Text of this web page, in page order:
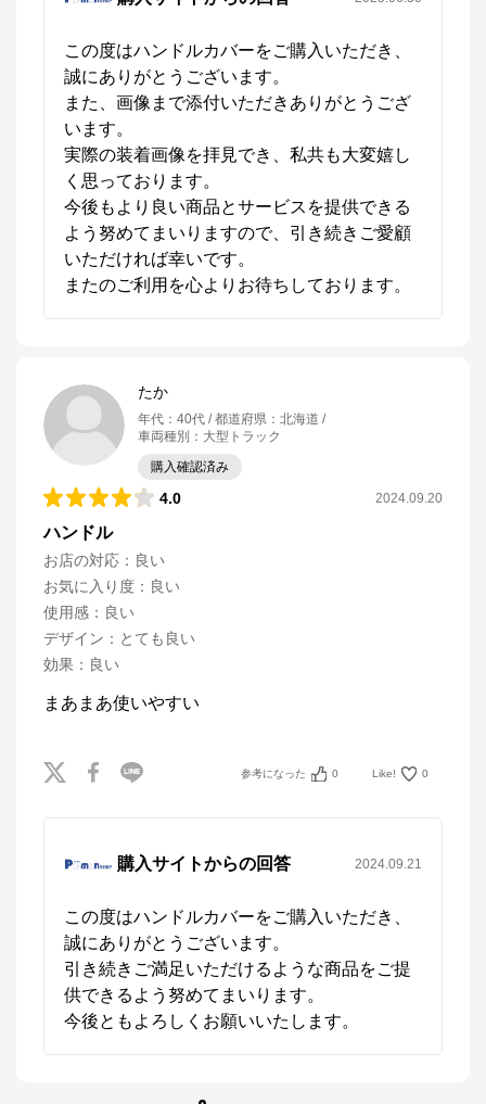
この度はハンドルカバーをご購入いただき、
誠にありがとうございます。
また、画像まで添付いただきありがとうござ
います。
実際の装着画像を拝見でき、私共も大変嬉し
く思っております。
今後もより良い商品とサービスを提供できる
よう努めてまいりますので、引き続きご愛顧
いただければ幸いです。
またのご利用を心よりお待ちしております。
たか
年代 ： 40代 都道府県 ： 北海道
車両種別 ： 大型トラック
購入確認済み
4.0 2024.09.20
ハンドル
お店の対応 ： 良い
お気に入り度 ： 良い
使用感 ： 良い
デザイン ： とても良い
効果 ： 良い
まあまあ使いやすい
参考になった 0 Like! 0
購入サイトからの回答 2024.09.21
この度はハンドルカバーをご購入いただき、
誠にありがとうございます。
引き続きご満足いただけるような商品をご提
供できるよう努めてまいります。
今後ともよろしくお願いいたします。